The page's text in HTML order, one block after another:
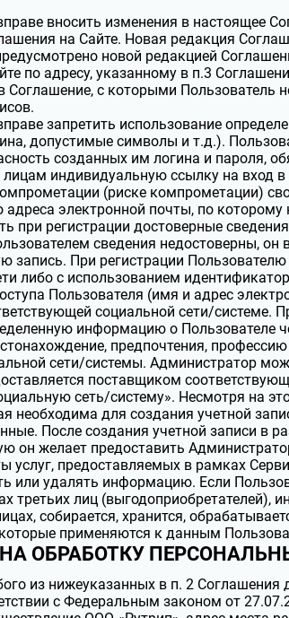
вносить изменения в настоящее
на Сайте. Новая редакция
новой редакцией
по адресу, указанному в п.3
Соглашение, с которыми Пользователь
запретить использование
допустимые символы и т.д.).
созданных им логина и пароля,
индивидуальную ссылку на вход
(риске компрометации)
адреса электронной почты, по
при регистрации достоверные
сведения недостоверны, он
запись. При регистрации
либо с использованием
Пользователя (имя и адрес
социальной сети/системе.
информацию о Пользователе
предпочтения,
сети/системы. Администратор
поставщиком
сеть/систему». Несмотря на
необходима для создания учетной
После создания учетной записи в
он желает предоставить
услуг, предоставляемых в рамках
или удалять информацию. Если
третьих лиц
собирается, хранится,
применяются к данным
НА ОБРАБОТКУ
из нижеуказанных в п. 2 Соглашения
с Федеральным законом от